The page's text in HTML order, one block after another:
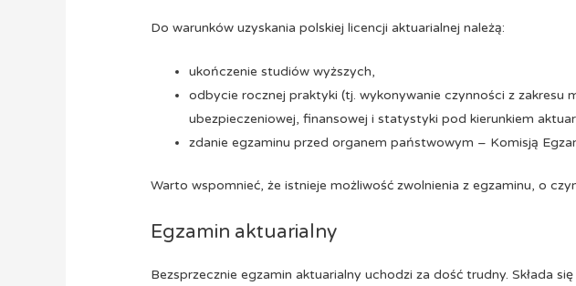
Do warunków uzyskania polskiej licencji aktuarialnej należą:
ukończenie studiów wyższych,
odbycie rocznej praktyki (tj. wykonywanie czynności z zakresu
ubezpieczeniowej, finansowej i statystyki pod kierunkiem
zdanie egzaminu przed organem państwowym – Komisją
Warto wspomnieć, że istnieje możliwość zwolnienia z egzaminu, o
Egzamin aktuarialny
Bezsprzecznie egzamin aktuarialny uchodzi za dość trudny. Składa